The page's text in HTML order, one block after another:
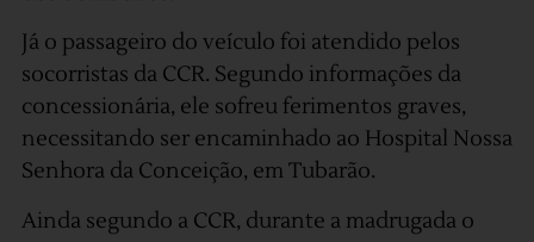
Já o passageiro do veículo foi atendido pelos
socorristas da CCR. Segundo informações da
concessionária, ele sofreu ferimentos graves,
necessitando ser encaminhado ao Hospital Nossa
Senhora da Conceição, em Tubarão.
Ainda segundo a CCR, durante a madrugada o